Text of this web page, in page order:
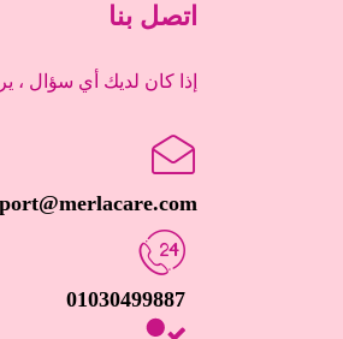
اتصل بنا
إذا كان لديك أي سؤال ،
01030499887